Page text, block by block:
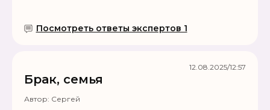
Посмотреть ответы экспертов 1
Брак, семья
Автор: Сергей
12.08.2025/12:57